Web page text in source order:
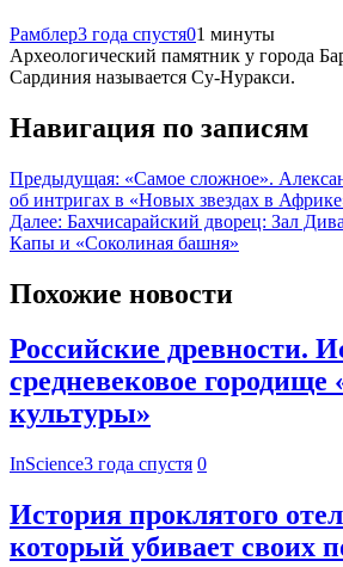
Рамблер3 года спустя01 минуты
Археологический памятник у города
Сардиния называется Су-Нуракси.
Навигация по записям
Предыдущая: «Самое сложное».
об интригах в «Новых звездах в
Далее: Бахчисарайский дворец: Зал
Капы и «Соколиная башня»
Похожие новости
Российские древности.
средневековое
культуры»
InScience3 года спустя 0
История проклятого
который убивает своих